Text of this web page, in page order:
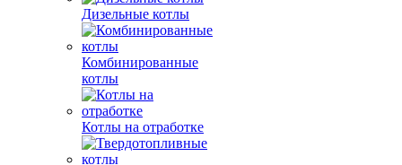
Дизельные котлы
Комбинированные
котлы
Котлы на отработке